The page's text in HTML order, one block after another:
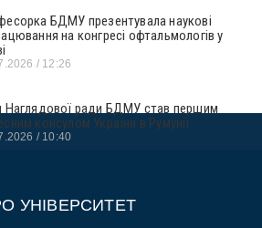
БДМУ презентувала наукові
на конгресі офтальмологів у
12:26
Наглядової ради БДМУ став першим
консулом України в Румунії
10:40
УНІВЕРСИТЕТ